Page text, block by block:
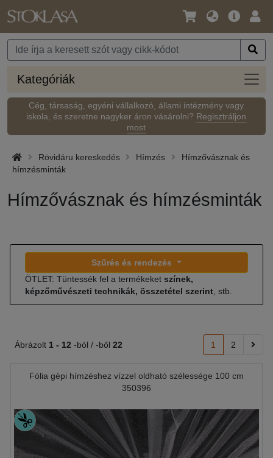
Nyelv
Pénznem
Fő
Kategóriák
Cég, társaság, egyéni vállalkozó, állami intézmény vagy
iskola, és szeretne nagyker áron vásárolni? Regisztráljon
most
Rövidáru kereskedés Hímzés
Hímzővásznak és
hímzésminták
Hímzővásznak és hímzésminták
Szűrés és rendezés
ÖTLET: Tüntessék fel a termékeket színek,
képzőművészeti technikák, összetétel szerint , stb.
Ábrázolt 1 - 12 -ból / -ből 22 1 2
Fólia gépi hímzéshez vízzel oldható szélessége 100 cm
350396